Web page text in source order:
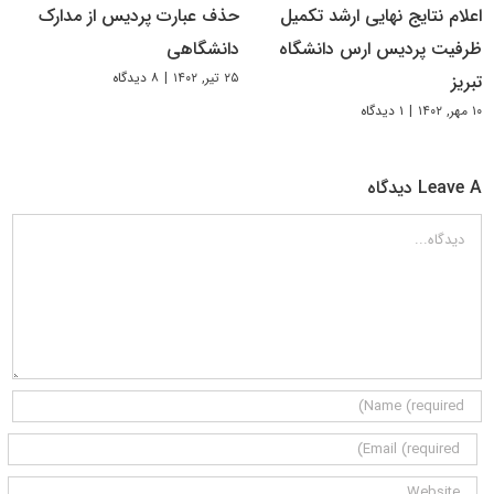
اعلام نتایج نهایی ارشد تکمیل
ظرفیت پردیس ارس دانشگاه
تبریز
۱۰ مهر, ۱۴۰۲ | ۱ دیدگاه
حذف عبارت پردیس از مدارک
دانشگاهی
۲۵ تیر, ۱۴۰۲ | ۸ دیدگاه
Leave A دیدگاه
دیدگاه